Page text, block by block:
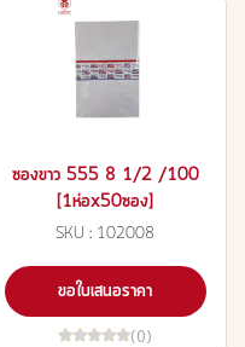
ซองขาว 555 8 1/2 /100
[1ห่อx50ซอง]
SKU : 102008
ขอใบเสนอราคา
(0)